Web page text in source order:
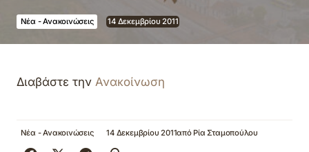
Νέα - Ανακοινώσεις 14 Δεκεμβρίου 2011
Διαβάστε την Ανακοίνωση
Νέα - Ανακοινώσεις 14 Δεκεμβρίου 2011από Ρία Σταμοπούλου